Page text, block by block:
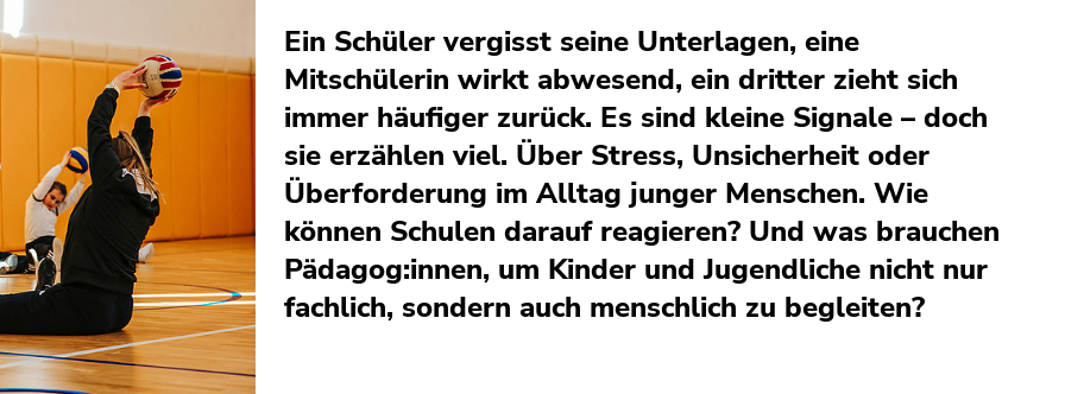
Ein Schüler vergisst seine Unterlagen, eine
Mitschülerin wirkt abwesend, ein dritter zieht sich
immer häufiger zurück. Es sind kleine Signale – doch
sie erzählen viel. Über Stress, Unsicherheit oder
Überforderung im Alltag junger Menschen. Wie
können Schulen darauf reagieren? Und was brauchen
Pädagog:innen, um Kinder und Jugendliche nicht nur
fachlich, sondern auch menschlich zu begleiten?